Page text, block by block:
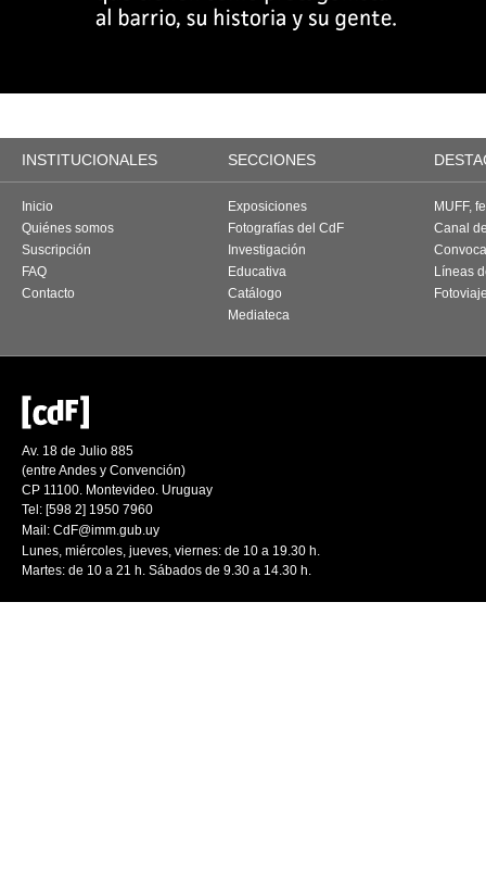
INSTITUCIONALES SECCIONES
Inicio
Quiénes somos
Suscripción
FAQ
Contacto
Exposiciones
Fotografías del CdF
Investigación
Educativa
Catálogo
Mediateca
MUFF,
Canal
Líneas
Av. 18 de Julio 885
(entre Andes y Convención)
CP 11100. Montevideo. Uruguay
Tel: [598 2] 1950 7960
Mail: CdF@imm.gub.uy
Lunes, miércoles, jueves, viernes: de 10 a 19.30 h.
Martes: de 10 a 21 h. Sábados de 9.30 a 14.30 h.